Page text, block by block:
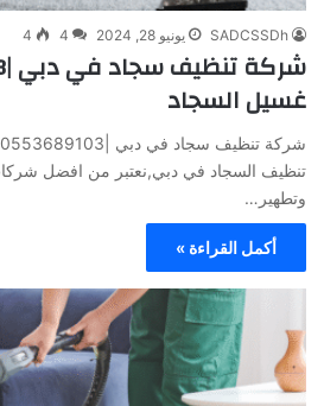
SADCSSDh يونيو 28, 2024 4
4
غسيل السجاد
تنظيف السجاد في دبي,نعتبر من افضل
وتطهير…
أكمل القراءة »